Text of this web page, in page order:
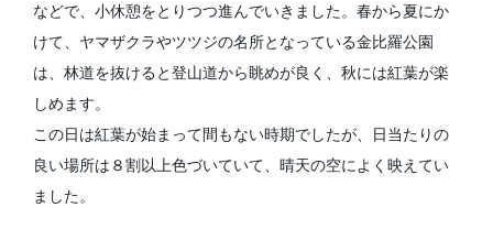
などで、小休憩をとりつつ進んでいきました。春から夏にか
けて、ヤマザクラやツツジの名所となっている金比羅公園
は、林道を抜けると登山道から眺めが良く、秋には紅葉が楽
しめます。
この日は紅葉が始まって間もない時期でしたが、日当たりの
良い場所は８割以上色づいていて、晴天の空によく映えてい
ました。